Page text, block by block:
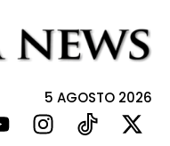
5 AGOSTO 2026